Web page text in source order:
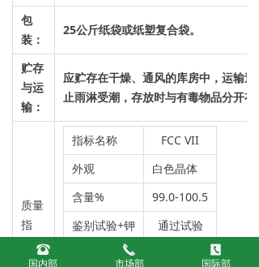
包
装：
25公斤纸袋或纸塑复合袋。
贮存
与运
输 ：
应贮存在干燥、通风的库房中，运输过
止雨淋受潮，存放时与有毒物品分开存放
质量
指
标：
指标名称
FCC VII
外观
白色晶体
含量%
99.0-100.5
鉴别试验+钾
通过试验
硒（Se）,%
뀰
国内部
끅
市场部
끐
国际部